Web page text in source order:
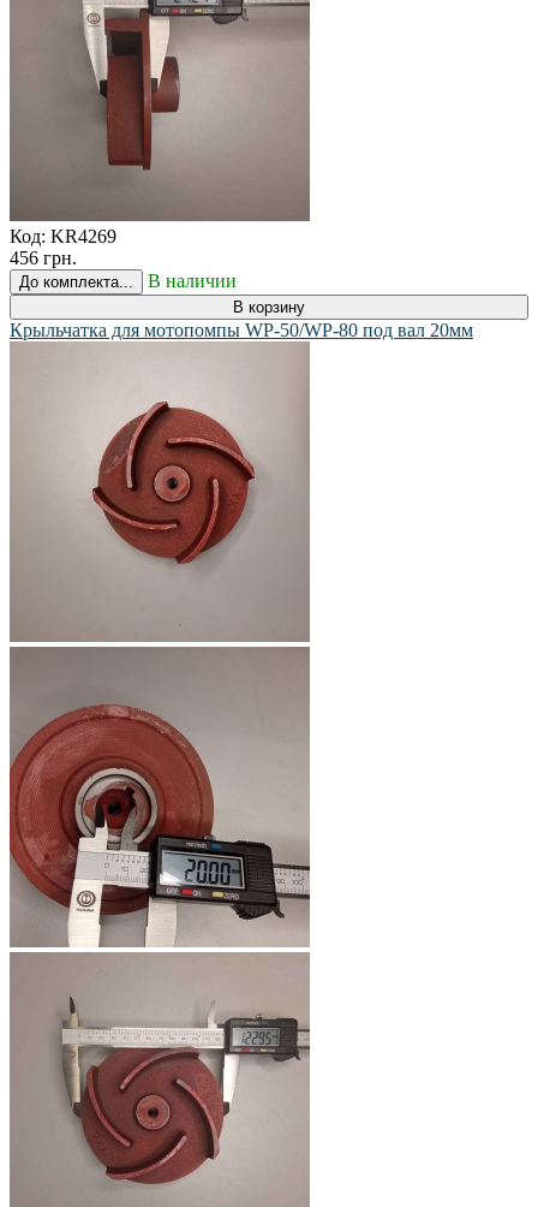
Код: KR4269
456 грн.
До комплекта... В наличии
В корзину
Крыльчатка для мотопомпы WP-50/WP-80 под вал 20мм